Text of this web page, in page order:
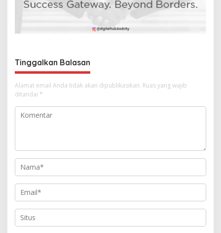
o
Tinggalkan Balasan
Alamat email Anda tidak akan dipublikasikan. Ruas yang wajib
ditandai *